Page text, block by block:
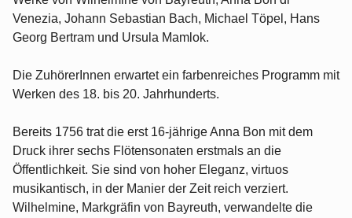
Venezia, Johann Sebastian Bach, Michael Töpel, Hans
Georg Bertram und Ursula Mamlok.
Die ZuhörerInnen erwartet ein farbenreiches Programm mit
Werken des 18. bis 20. Jahrhunderts.
Bereits 1756 trat die erst 16-jährige Anna Bon mit dem
Druck ihrer sechs Flötensonaten erstmals an die
Öffentlichkeit. Sie sind von hoher Eleganz, virtuos
musikantisch, in der Manier der Zeit reich verziert.
Wilhelmine, Markgräfin von Bayreuth, verwandelte die